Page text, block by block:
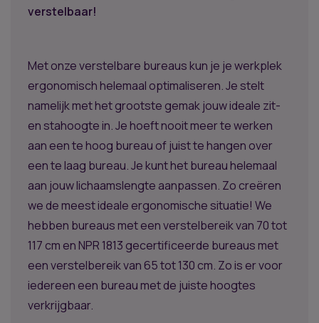
verstelbaar!
Met onze verstelbare bureaus kun je je werkplek
ergonomisch helemaal optimaliseren. Je stelt
namelijk met het grootste gemak jouw ideale zit-
en stahoogte in. Je hoeft nooit meer te werken
aan een te hoog bureau of juist te hangen over
een te laag bureau. Je kunt het bureau helemaal
aan jouw lichaamslengte aanpassen. Zo creëren
we de meest ideale ergonomische situatie! We
hebben bureaus met een verstelbereik van 70 tot
117 cm en NPR 1813 gecertificeerde bureaus met
een verstelbereik van 65 tot 130 cm. Zo is er voor
iedereen een bureau met de juiste hoogtes
verkrijgbaar.